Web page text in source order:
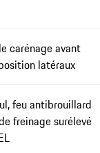
carénage avant
latéraux
feu antibrouillard
freinage surélevé